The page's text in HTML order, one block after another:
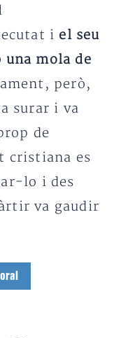
i el seu
mola de
però,
surar i va
de
cristiana es
lo i des
va gaudir